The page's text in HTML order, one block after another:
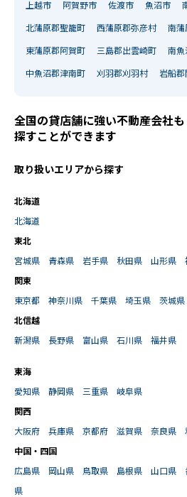
上越市 阿賀野市 佐渡市 魚沼市
北蒲原郡聖籠町 西蒲原郡弥彦村 南蒲
東蒲原郡阿賀町 三島郡出雲崎町 南魚
中魚沼郡津南町 刈羽郡刈羽村 岩船
全国の貸店舗に強い不動産会社も
探すことができます
取り扱いエリアから探す
北海道
北海道
東北
宮城県
青森県 岩手県 秋田県 山形県
関東
東京都
神奈川県 千葉県 埼玉県 茨城県
北信越
新潟県
長野県 富山県 石川県 福井県
東海
愛知県
静岡県 三重県
岐阜県
関西
大阪府
兵庫県 京都府 滋賀県 奈良県
中国・四国
広島県
岡山県 鳥取県 島根県 山口県
県